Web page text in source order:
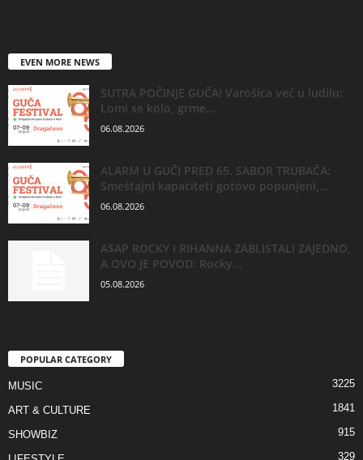
EVEN MORE NEWS
SUTRA POČINJE GUČA! Varošica već u ludilu:
Lomi se kolo, grme...
06.08.2026
ALARM U GUČI PRED 65. SABOR TRUBAČA:
Smeštajni kapaciteti gotovo popunjeni,...
06.08.2026
A$AP ROCKY I RIHANNA ZABLISTALI ZAJEDNO,
A OVO JE POVOD: Rocky...
05.08.2026
POPULAR CATEGORY
MUSIC 3225
ART & CULTURE 1841
SHOWBIZ 915
329